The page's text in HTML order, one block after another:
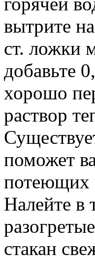
вытрите
ст. ложки
добавьте
хорошо
раствор
поможет
потеющих
Налейте в
стакан